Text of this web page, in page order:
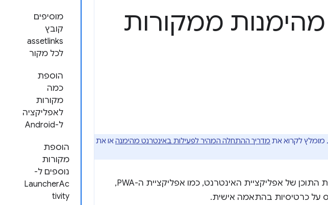
מוסיפים
קובץ
assetlinks
לכל מקור
הוספת
כמה
מקורות
לאפליקציה
ל-Android
הוספת
מקורות
נוספים ל-
LauncherAc
tivity
מהימנות ממקורות
לקרוא את מדריך ההתחלה המהיר לפעילות באינטרנט מהימנהאו את
הן דרך חדשה לשלב את התוכן של אפליקציית האינטרנט, כמו אפליקציית ה-PWA,